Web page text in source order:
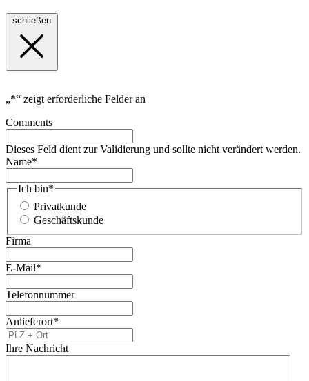
„*“ zeigt erforderliche Felder an
Comments
Dieses Feld dient zur Validierung und sollte nicht verändert werden.
Name*
Ich bin*
Privatkunde
Geschäftskunde
Firma
E-Mail*
Telefonnummer
Anlieferort*
Ihre Nachricht